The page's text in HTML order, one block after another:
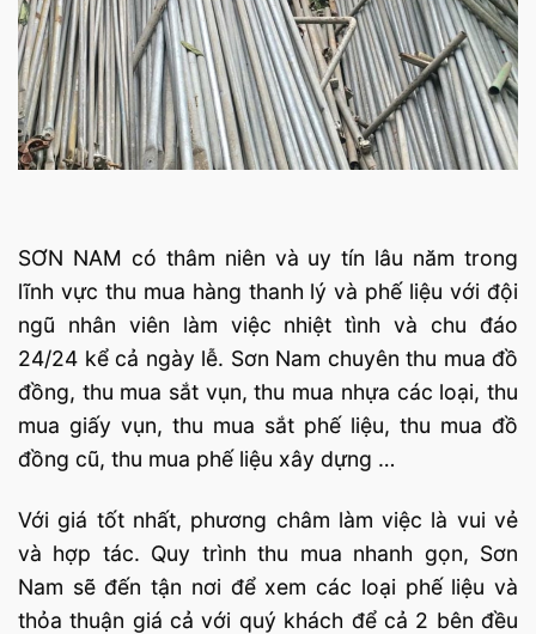
SƠN NAM có thâm niên và uy tín lâu năm trong
lĩnh vực thu mua hàng thanh lý và phế liệu với đội
ngũ nhân viên làm việc nhiệt tình và chu đáo
24/24 kể cả ngày lễ. Sơn Nam chuyên thu mua đồ
đồng, thu mua sắt vụn, thu mua nhựa các loại, thu
mua giấy vụn, thu mua sắt phế liệu, thu mua đồ
đồng cũ, thu mua phế liệu xây dựng …
Với giá tốt nhất, phương châm làm việc là vui vẻ
và hợp tác. Quy trình thu mua nhanh gọn, Sơn
Nam sẽ đến tận nơi để xem các loại phế liệu và
thỏa thuận giá cả với quý khách để cả 2 bên đều